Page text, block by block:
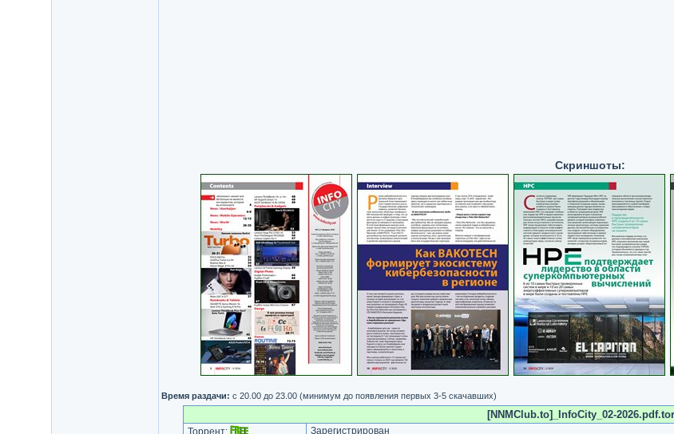
Скриншоты:
Время раздачи: с 20.00 до 23.00 (минимум до появления первых 3-5 скачавших)
[NNMClub.to]_InfoCity_02-
Торрент: Зарегистрирован